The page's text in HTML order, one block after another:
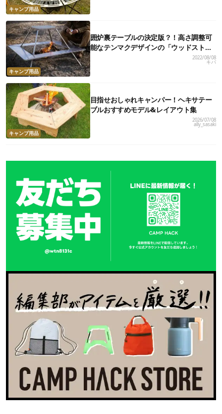
キャンプ用品
キャンプ用品
囲炉裏テーブルの決定版？！高さ調整可
能なテンマクデザインの「ウッドストー
ブテーブル」が画期的すぎた
2022/08/08
キバ
キャンプ用品
目指せおしゃれキャンパー！ヘキサテー
ブルおすすめモデル&レイアウト集
2026/07/08
ally_sasaki